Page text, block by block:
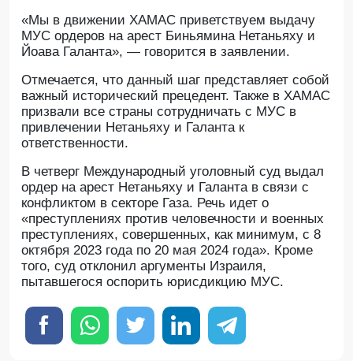
«Мы в движении ХАМАС приветствуем выдачу
МУС ордеров на арест Биньямина Нетаньяху и
Йоава Галанта», — говорится в заявлении.
Отмечается, что данный шаг представляет собой
важный исторический прецедент. Также в ХАМАС
призвали все страны сотрудничать с МУС в
привлечении Нетаньяху и Галанта к
ответственности.
В четверг Международный уголовный суд выдал
ордер на арест Нетаньяху и Галанта в связи с
конфликтом в секторе Газа. Речь идет о
«преступлениях против человечности и военных
преступлениях, совершенных, как минимум, с 8
октября 2023 года по 20 мая 2024 года». Кроме
того, суд отклонил аргументы Израиля,
пытавшегося оспорить юрисдикцию МУС.